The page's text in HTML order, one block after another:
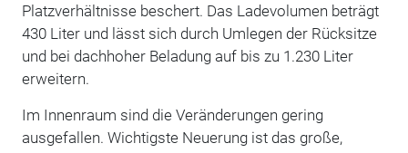
Platzverhältnisse beschert. Das Ladevolumen beträgt
430 Liter und lässt sich durch Umlegen der Rücksitze
und bei dachhoher Beladung auf bis zu 1.230 Liter
erweitern.
Im Innenraum sind die Veränderungen gering
ausgefallen. Wichtigste Neuerung ist das große,